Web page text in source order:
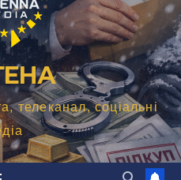
телеканал, соціальні